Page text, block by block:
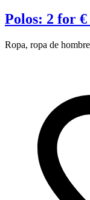
Polos: 2 for €
Ropa, ropa de